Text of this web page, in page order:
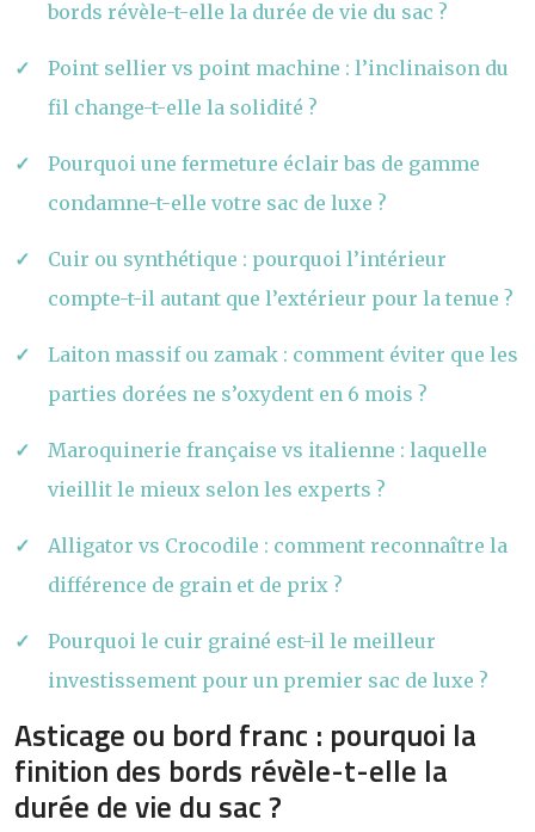
bords révèle-t-elle la durée de vie du sac ?
Point sellier vs point machine : l’inclinaison du
fil change-t-elle la solidité ?
Pourquoi une fermeture éclair bas de gamme
condamne-t-elle votre sac de luxe ?
Cuir ou synthétique : pourquoi l’intérieur
compte-t-il autant que l’extérieur pour la tenue ?
Laiton massif ou zamak : comment éviter que les
parties dorées ne s’oxydent en 6 mois ?
Maroquinerie française vs italienne : laquelle
vieillit le mieux selon les experts ?
Alligator vs Crocodile : comment reconnaître la
différence de grain et de prix ?
Pourquoi le cuir grainé est-il le meilleur
investissement pour un premier sac de luxe ?
Asticage ou bord franc : pourquoi la
finition des bords révèle-t-elle la
durée de vie du sac ?